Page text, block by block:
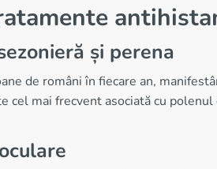
și perena
de români în fiecare an,
cel mai frecvent asociată cu